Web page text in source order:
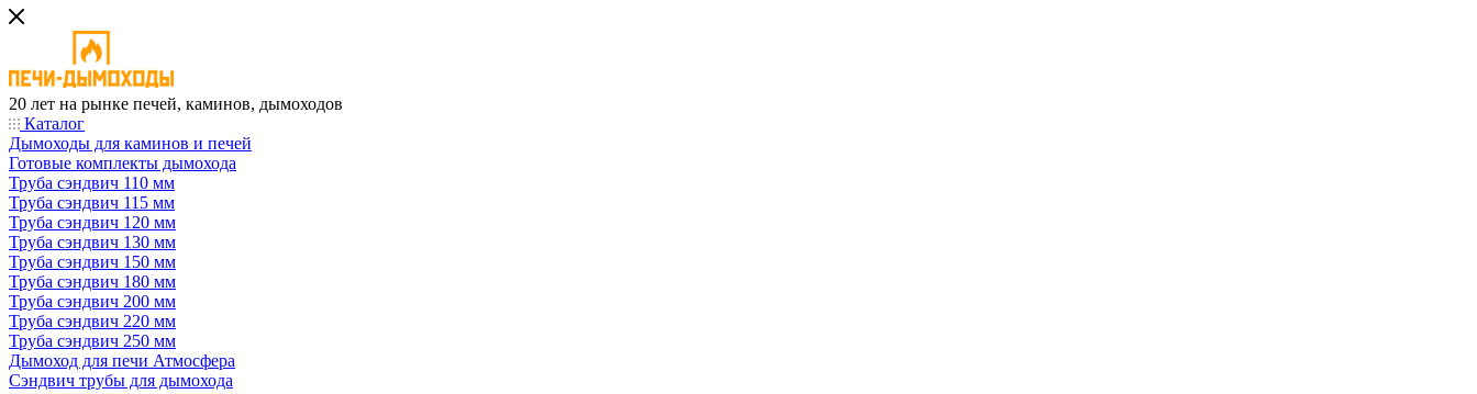
20 лет на рынке печей, каминов, дымоходов
Каталог
Дымоходы для каминов и печей
Готовые комплекты дымохода
Труба сэндвич 110 мм
Труба сэндвич 115 мм
Труба сэндвич 120 мм
Труба сэндвич 130 мм
Труба сэндвич 150 мм
Труба сэндвич 180 мм
Труба сэндвич 200 мм
Труба сэндвич 220 мм
Труба сэндвич 250 мм
Дымоход для печи Атмосфера
Сэндвич трубы для дымохода